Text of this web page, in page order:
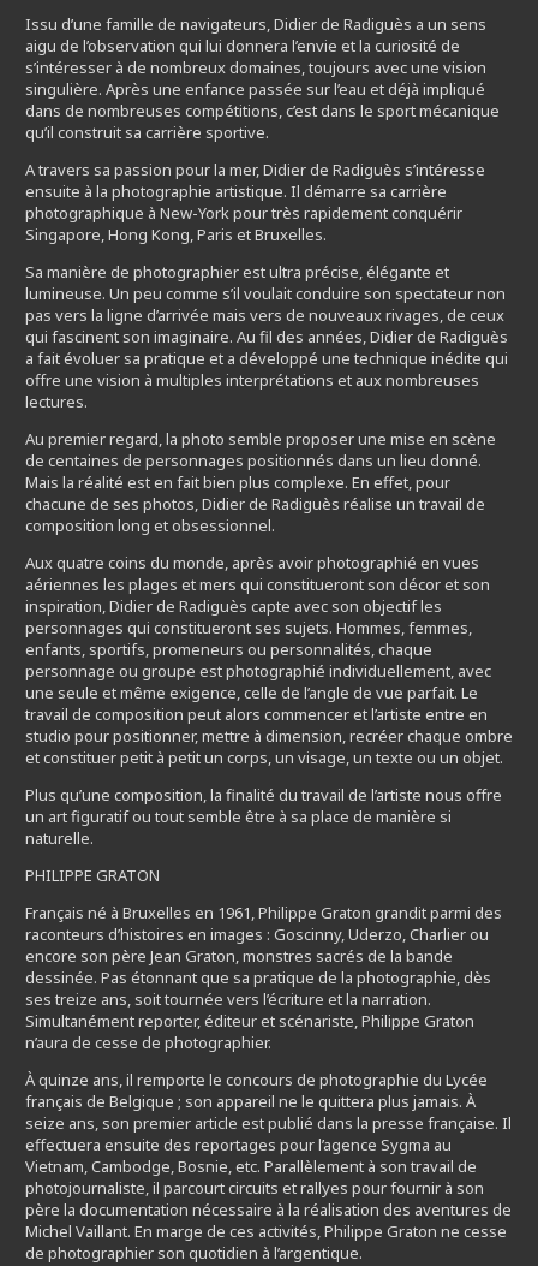
Issu d’une famille de navigateurs, Didier de Radiguès a un sens
aigu de l’observation qui lui donnera l’envie et la curiosité de
s’intéresser à de nombreux domaines, toujours avec une vision
singulière. Après une enfance passée sur l’eau et déjà impliqué
dans de nombreuses compétitions, c’est dans le sport mécanique
qu’il construit sa carrière sportive.
A travers sa passion pour la mer, Didier de Radiguès s’intéresse
ensuite à la photographie artistique. Il démarre sa carrière
photographique à New-York pour très rapidement conquérir
Singapore, Hong Kong, Paris et Bruxelles.
Sa manière de photographier est ultra précise, élégante et
lumineuse. Un peu comme s’il voulait conduire son spectateur non
pas vers la ligne d’arrivée mais vers de nouveaux rivages, de ceux
qui fascinent son imaginaire. Au fil des années, Didier de Radiguès
a fait évoluer sa pratique et a développé une technique inédite qui
offre une vision à multiples interprétations et aux nombreuses
lectures.
Au premier regard, la photo semble proposer une mise en scène
de centaines de personnages positionnés dans un lieu donné.
Mais la réalité est en fait bien plus complexe. En effet, pour
chacune de ses photos, Didier de Radiguès réalise un travail de
composition long et obsessionnel.
Aux quatre coins du monde, après avoir photographié en vues
aériennes les plages et mers qui constitueront son décor et son
inspiration, Didier de Radiguès capte avec son objectif les
personnages qui constitueront ses sujets. Hommes, femmes,
enfants, sportifs, promeneurs ou personnalités, chaque
personnage ou groupe est photographié individuellement, avec
une seule et même exigence, celle de l’angle de vue parfait. Le
travail de composition peut alors commencer et l’artiste entre en
studio pour positionner, mettre à dimension, recréer chaque ombre
et constituer petit à petit un corps, un visage, un texte ou un objet.
Plus qu’une composition, la finalité du travail de l’artiste nous offre
un art figuratif ou tout semble être à sa place de manière si
naturelle.
PHILIPPE GRATON
Français né à Bruxelles en 1961, Philippe Graton grandit parmi des
raconteurs d’histoires en images : Goscinny, Uderzo, Charlier ou
encore son père Jean Graton, monstres sacrés de la bande
dessinée. Pas étonnant que sa pratique de la photographie, dès
ses treize ans, soit tournée vers l’écriture et la narration.
Simultanément reporter, éditeur et scénariste, Philippe Graton
n’aura de cesse de photographier.
À quinze ans, il remporte le concours de photographie du Lycée
français de Belgique ; son appareil ne le quittera plus jamais. À
seize ans, son premier article est publié dans la presse française. Il
effectuera ensuite des reportages pour l’agence Sygma au
Vietnam, Cambodge, Bosnie, etc. Parallèlement à son travail de
photojournaliste, il parcourt circuits et rallyes pour fournir à son
père la documentation nécessaire à la réalisation des aventures de
Michel Vaillant. En marge de ces activités, Philippe Graton ne cesse
de photographier son quotidien à l’argentique.